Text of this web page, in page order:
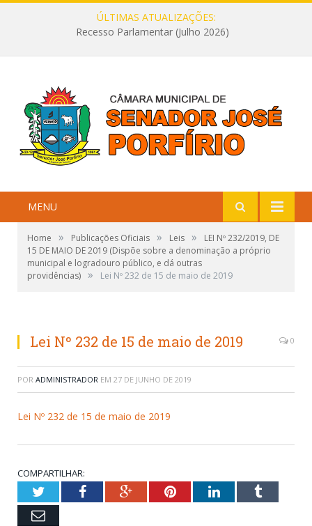
ÚLTIMAS ATUALIZAÇÕES:
Recesso Parlamentar (Julho 2026)
MENU
Home » Publicações Oficiais » Leis »
LEI Nº 232/2019, DE
15 DE MAIO DE 2019 (Dispõe sobre a denominação a próprio
municipal e logradouro público, e dá outras
providências) » Lei Nº 232 de 15 de maio de 2019
Lei Nº 232 de 15 de maio de 2019 0
POR ADMINISTRADOR EM 27 DE JUNHO DE 2019
Lei Nº 232 de 15 de maio de 2019
COMPARTILHAR:
TwitterFacebookGoogle+PinterestLinkedInTumblr
Email